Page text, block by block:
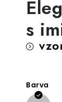
s
Barva